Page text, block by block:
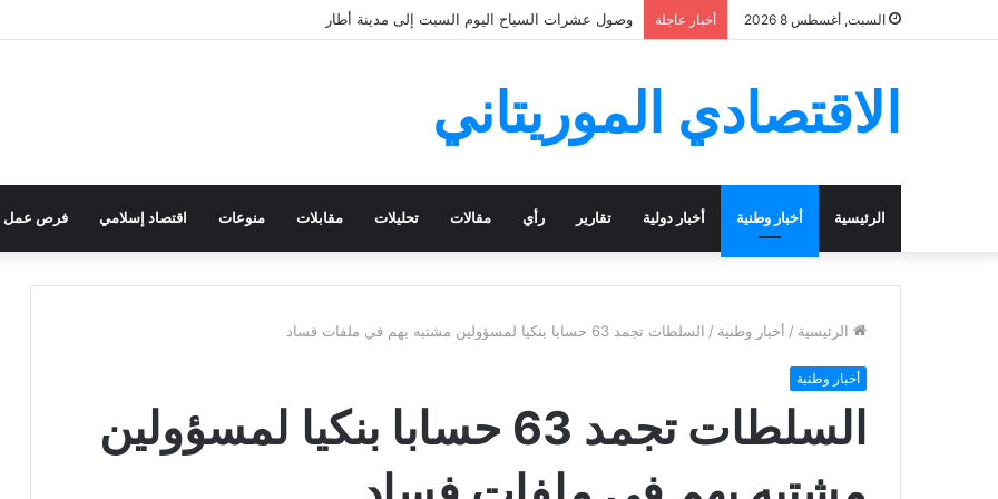
السبت, أغسطس 8 2026 أخبار عاجلة وصول عشرات السياح اليوم السبت إلى مدينة أطار
الاقتصادي الموريتاني
الرئيسية أخبار وطنية أخبار دولية تقارير رأي مقالات تحليلات مقابلات منوعات اقتصاد إسلامي فرص عمل
الرئيسية / أخبار وطنية / السلطات تجمد 63 حسابا بنكيا لمسؤولين مشتبه بهم في ملفات فساد
أخبار وطنية
السلطات تجمد 63 حسابا بنكيا لمسؤولين